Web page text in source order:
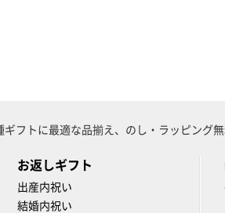
フトに最適な品揃え、のし・ラッピング
お返しギフト
出産内祝い
結婚内祝い